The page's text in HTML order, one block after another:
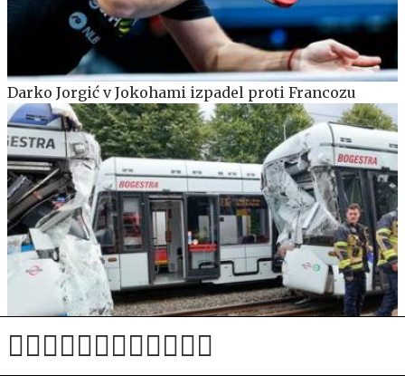
Darko Jorgić v Jokohami izpadel proti Francozu